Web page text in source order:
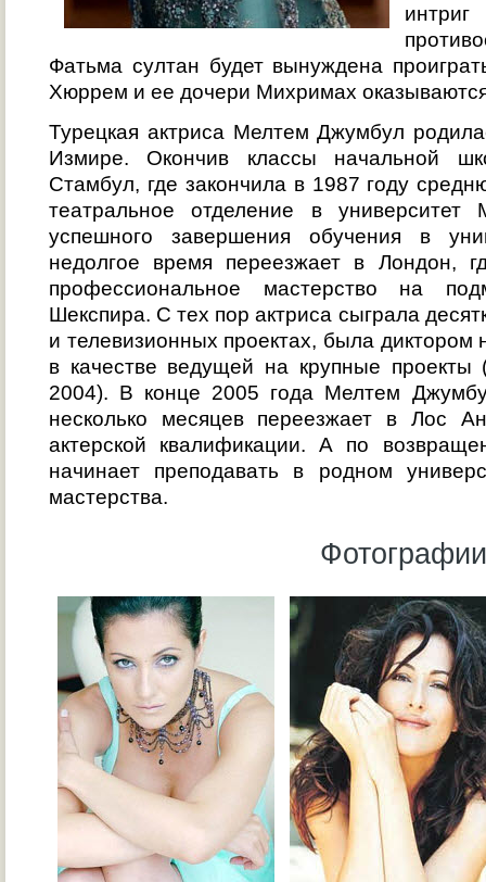
Фатьма султан будет вынуждена
Хюррем и ее дочери Михримах
Турецкая актриса Мелтем Джумбул
Измире. Окончив классы начальной
Стамбул, где закончила в 1987 году
театральное отделение в
успешного завершения обучения в
недолгое время переезжает в Лондон,
профессиональное мастерство на
Шекспира. С тех пор актриса сыграла
и телевизионных проектах, была диктором
в качестве ведущей на крупные проекты
2004). В конце 2005 года Мелтем
несколько месяцев переезжает в Лос
актерской квалификации. А по
начинает преподавать в родном
мастерства.